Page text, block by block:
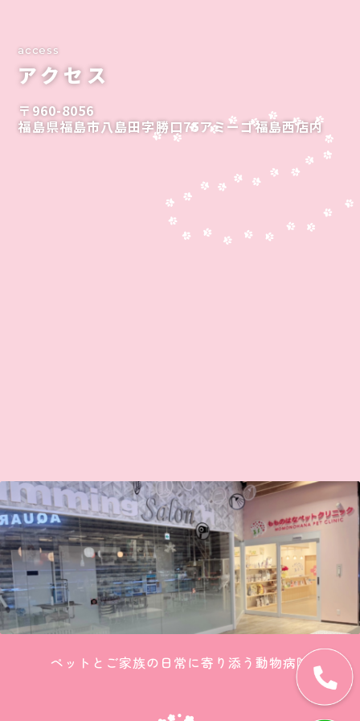
access
アクセス
〒960-8056
福島県福島市八島田字勝口75アミーゴ福島西店内
ペットとご家族の日常に寄り添う動物病院